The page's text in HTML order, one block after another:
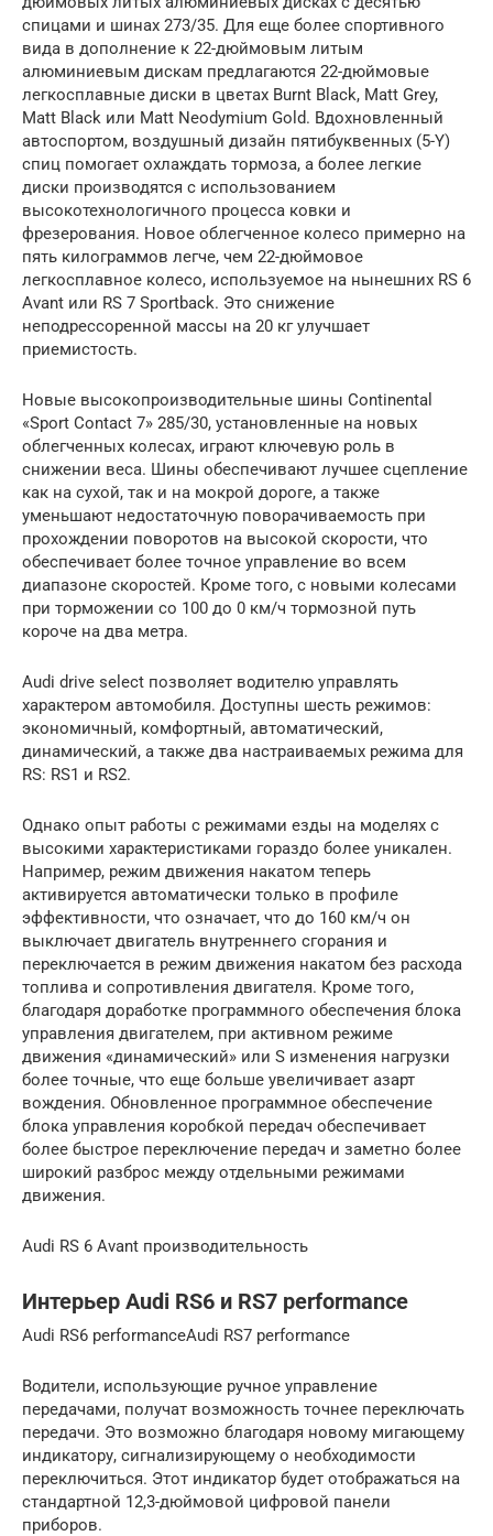
спицами и шинах 273/35. Для еще более спортивного
вида в дополнение к 22-дюймовым литым
алюминиевым дискам предлагаются 22-дюймовые
легкосплавные диски в цветах Burnt Black, Matt Grey,
Matt Black или Matt Neodymium Gold. Вдохновленный
автоспортом, воздушный дизайн пятибуквенных (5-Y)
спиц помогает охлаждать тормоза, а более легкие
диски производятся с использованием
высокотехнологичного процесса ковки и
фрезерования. Новое облегченное колесо примерно на
пять килограммов легче, чем 22-дюймовое
легкосплавное колесо, используемое на нынешних RS 6
Avant или RS 7 Sportback. Это снижение
неподрессоренной массы на 20 кг улучшает
приемистость.
Новые высокопроизводительные шины Continental
«Sport Contact 7» 285/30, установленные на новых
облегченных колесах, играют ключевую роль в
снижении веса. Шины обеспечивают лучшее сцепление
как на сухой, так и на мокрой дороге, а также
уменьшают недостаточную поворачиваемость при
прохождении поворотов на высокой скорости, что
обеспечивает более точное управление во всем
диапазоне скоростей. Кроме того, с новыми колесами
при торможении со 100 до 0 км/ч тормозной путь
короче на два метра.
Audi drive select позволяет водителю управлять
характером автомобиля. Доступны шесть режимов:
экономичный, комфортный, автоматический,
динамический, а также два настраиваемых режима для
RS: RS1 и RS2.
Однако опыт работы с режимами езды на моделях с
высокими характеристиками гораздо более уникален.
Например, режим движения накатом теперь
активируется автоматически только в профиле
эффективности, что означает, что до 160 км/ч он
выключает двигатель внутреннего сгорания и
переключается в режим движения накатом без расхода
топлива и сопротивления двигателя. Кроме того,
благодаря доработке программного обеспечения блока
управления двигателем, при активном режиме
движения «динамический» или S изменения нагрузки
более точные, что еще больше увеличивает азарт
вождения. Обновленное программное обеспечение
блока управления коробкой передач обеспечивает
более быстрое переключение передач и заметно более
широкий разброс между отдельными режимами
движения.
Audi RS 6 Avant производительность
Интерьер Audi RS6 и RS7 performance
Audi RS6 performanceAudi RS7 performance
Водители, использующие ручное управление
передачами, получат возможность точнее переключать
передачи. Это возможно благодаря новому мигающему
индикатору, сигнализирующему о необходимости
переключиться. Этот индикатор будет отображаться на
стандартной 12,3-дюймовой цифровой панели
приборов.